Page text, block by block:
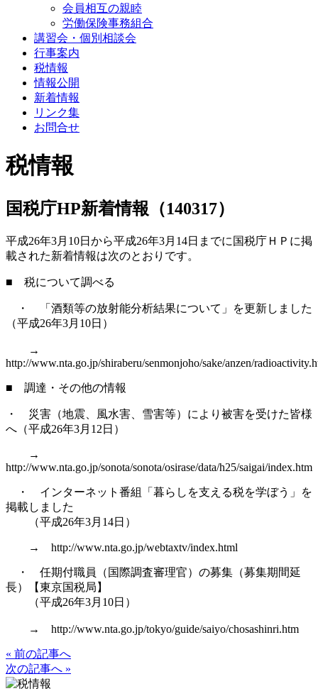
会員相互の親睦
労働保険事務組合
講習会・個別相談会
行事案内
税情報
情報公開
新着情報
リンク集
お問合せ
税情報
国税庁HP新着情報（140317）
平成26年3月10日から平成26年3月14日までに国税庁ＨＰに掲
載された新着情報は次のとおりです。
■ 税について調べる
・ 「酒類等の放射能分析結果について」を更新しました
（平成26年3月10日）
→
http://www.nta.go.jp/shiraberu/senmonjoho/sake/anzen/
■ 調達・その他の情報
・ 災害（地震、風水害、雪害等）により被害を受けた皆様
へ（平成26年3月12日）
→
http://www.nta.go.jp/sonota/sonota/osirase/data/h25/saigai/index.htm
・ インターネット番組「暮らしを支える税を学ぼう」を
掲載しました
（平成26年3月14日）
→ http://www.nta.go.jp/webtaxtv/index.html
・ 任期付職員（国際調査審理官）の募集（募集期間延
長）【東京国税局】
（平成26年3月10日）
→ http://www.nta.go.jp/tokyo/guide/saiyo/chosashinri.htm
« 前の記事へ
次の記事へ »